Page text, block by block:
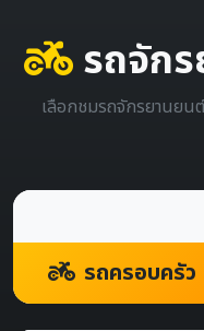
รถจัก
เลือกชมรถจักรยานย
รถครอบครัว